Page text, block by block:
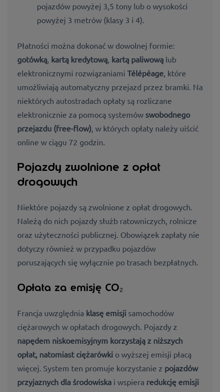
pojazdów powyżej 3,5 tony lub o wysokości
powyżej 3 metrów (klasy 3 i 4).
Płatności można dokonać w dowolnej formie:
gotówką kartą kredytową kartą paliwową lub
elektronicznymi rozwiązaniami Télépéage , które
umożliwiają automatyczny przejazd przez bramki. Na
niektórych autostradach opłaty są rozliczane
elektronicznie za pomocą systemów swobodnego
przejazdu (free-flow) , w których opłaty należy uiścić
online w ciągu 72 godzin.
Pojazdy zwolnione z opłat
drogowych
Niektóre pojazdy są zwolnione z opłat drogowych.
Należą do nich pojazdy służb ratowniczych, rolnicze
oraz użyteczności publicznej. Obowiązek zapłaty nie
dotyczy również w przypadku pojazdów
poruszających się wyłącznie po trasach bezpłatnych.
Opłata za emisję CO₂
Francja uwzględnia klasę emisji samochodów
ciężarowych w opłatach drogowych. Pojazdy z
napędem niskoemisyjnym korzystają z niższych
opłat, natomiast ciężarówki o wyższej emisji płacą
więcej. System ten promuje korzystanie z pojazdów
przyjaznych dla środowiska i wspiera redukcję emisji